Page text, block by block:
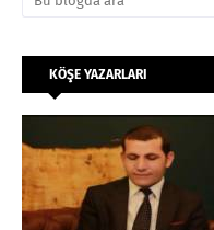
KÖŞE YAZARLARI